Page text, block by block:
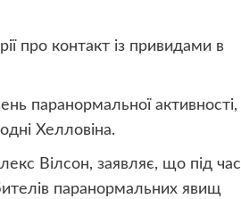
про контакт із привидами в
паранормальної активності,
Хелловіна.
Вілсон, заявляє, що під час
паранормальних явищ